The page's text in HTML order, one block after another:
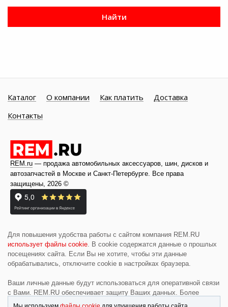
Найти
Каталог О компании Как платить
Доставка
Контакты
REM.ru — продажа автомобильных аксессуаров, шин, дисков и
автозапчастей в Москве и Санкт-Петербурге. Все права
защищены, 2026 ©
Для повышения удобства работы с сайтом компания REM.RU
использует файлы cookie. В cookie содержатся данные о прошлых
посещениях сайта. Если Вы не хотите, чтобы эти данные
обрабатывались, отключите cookie в настройках браузера.
Ваши личные данные будут использоваться для оперативной связи
с Вами. REM.RU обеспечивает защиту Ваших данных. Более
подробную информацию смотрите в разделе
«Политика